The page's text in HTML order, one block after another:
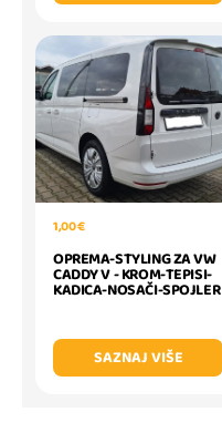
1,00 €
OPREMA-STYLING ZA VW
CADDY V - KROM-TEPISI-
KADICA-NOSAČI-SPOJLER
SAZNAJ VIŠE